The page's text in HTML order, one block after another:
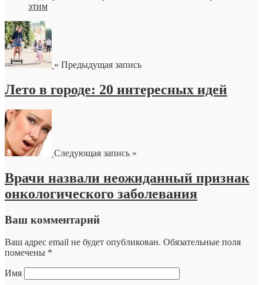
этим
« Предыдущая запись
Лето в городе: 20 интересных идей
Следующая запись »
Врачи назвали неожиданный признак
онкологического заболевания
Ваш комментарий
Ваш адрес email не будет опубликован. Обязательные поля
помечены *
Имя